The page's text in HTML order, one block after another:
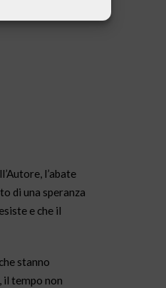
l’abate
di una speranza
e che il
stanno
il tempo non